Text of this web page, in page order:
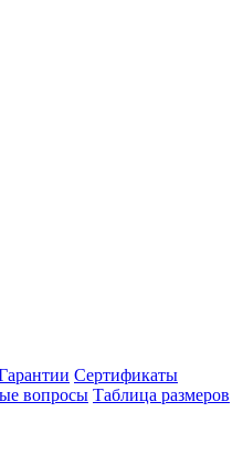
Сертификаты
вопросы Таблица размеров